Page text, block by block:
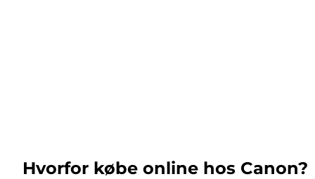
Hvorfor købe online hos Canon?